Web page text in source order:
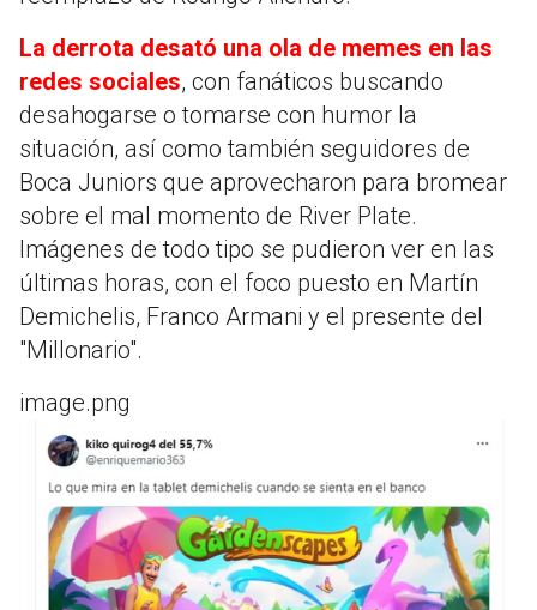
La derrota desató una ola de memes en las
redes sociales, con fanáticos buscando
desahogarse o tomarse con humor la
situación, así como también seguidores de
Boca Juniors que aprovecharon para bromear
sobre el mal momento de River Plate.
Imágenes de todo tipo se pudieron ver en las
últimas horas, con el foco puesto en Martín
Demichelis, Franco Armani y el presente del
"Millonario".
image.png